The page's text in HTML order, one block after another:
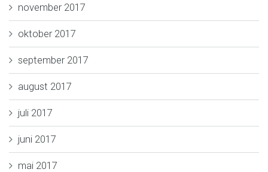
november 2017
oktober 2017
september 2017
august 2017
juli 2017
juni 2017
mai 2017